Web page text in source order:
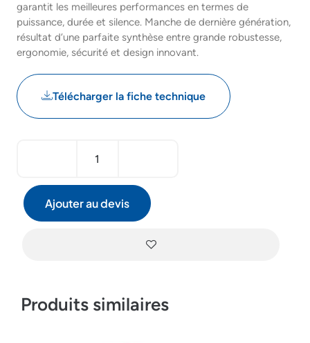
garantit les meilleures performances en termes de
puissance, durée et silence. Manche de dernière génération,
résultat d’une parfaite synthèse entre grande robustesse,
ergonomie, sécurité et design innovant.
Télécharger la fiche technique
Ajouter au devis
Produits similaires